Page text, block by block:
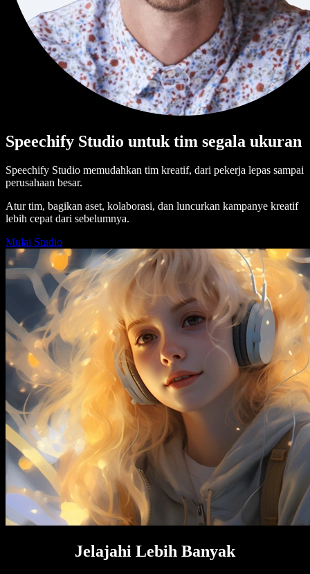
Speechify Studio untuk tim segala ukuran
Speechify Studio memudahkan tim kreatif, dari pekerja lepas sampai
perusahaan besar.
Atur tim, bagikan aset, kolaborasi, dan luncurkan kampanye kreatif
lebih cepat dari sebelumnya.
Mulai Studio
Jelajahi Lebih Banyak